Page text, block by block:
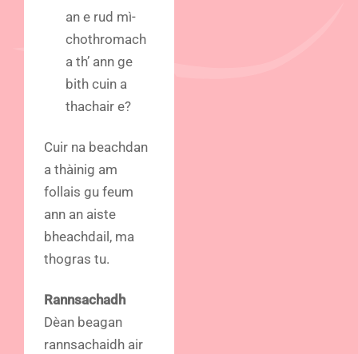
an e rud mì-
chothromach
a th’ ann ge
bith cuin a
thachair e?
Cuir na beachdan
a thàinig am
follais gu feum
ann an aiste
bheachdail, ma
thogras tu.
Rannsachadh
Dèan beagan
rannsachaidh air